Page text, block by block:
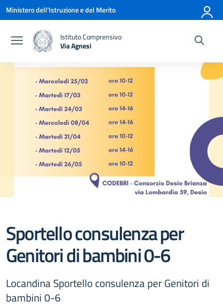
Vai ai contenuti
Vai al menu di navigazione
Vai al footer
Ministero dell'Istruzione e del Merito
Istituto Comprensivo
Via Agnesi
— Visita la pagina iniziale della scuola
Sportello consulenza per
Genitori di bambini 0-6
Locandina Sportello consulenza per Genitori di
bambini 0-6